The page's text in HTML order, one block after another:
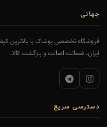
جهانی
فروشگاه تخصصی پوشاک با بالاترین
ایران، ضمانت اصالت و بازگشت کالا.
دسترسی سریع